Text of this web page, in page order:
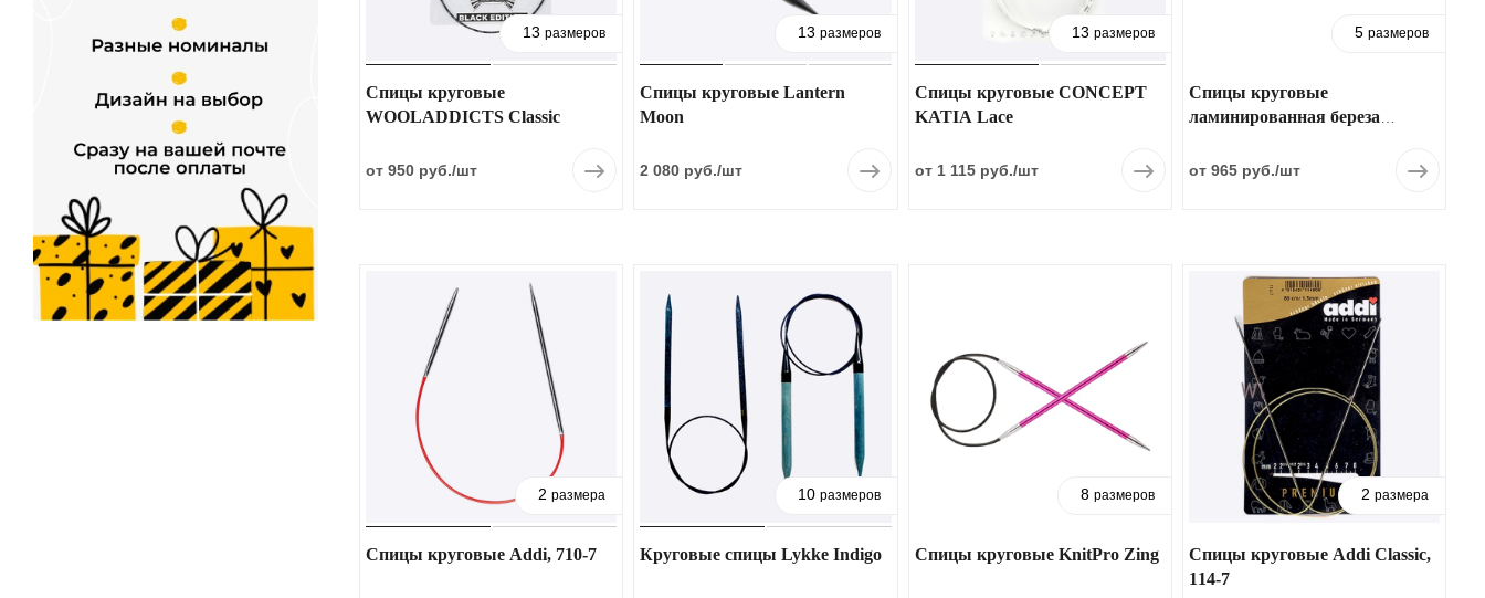
13размеров
Спицы круговые
WOOLADDICTS Classic
от 950 руб./шт
13 размеров
Спицы круговые Lantern
Moon
2 080 руб./шт
13 размеров
Спицы круговые CONCEPT
KATIA Lace
от 1 115 руб./шт
5 размеров
Спицы круговые
ламинированная береза
от 965 руб./шт
2размера
Спицы круговые Addi, 710-7
10 размеров
Круговые спицы Lykke Indigo
8 размеров
Спицы круговые KnitPro Zing
2 размера
Спицы круговые Addi Classic,
114-7